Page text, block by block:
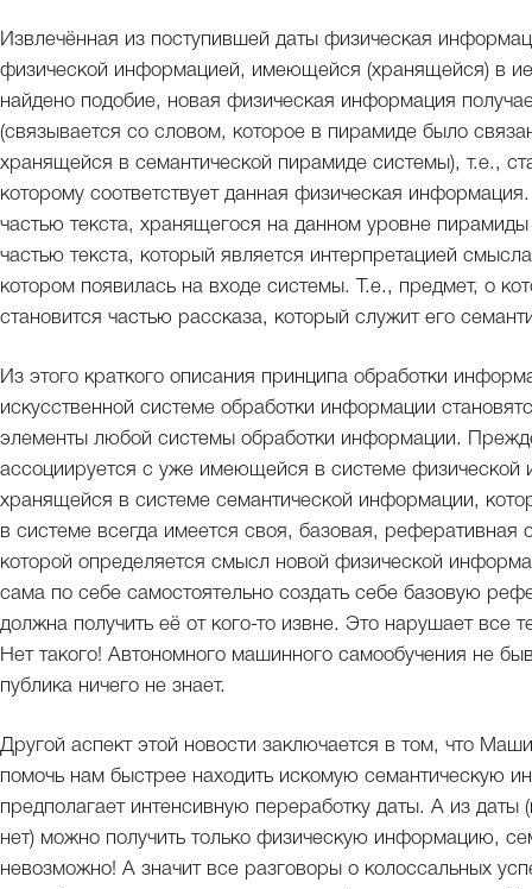
Извлечённая из поступившей даты физическая
физической информацией, имеющейся (хранящейся) в
найдено подобие, новая физическая информация
(связывается со словом, которое в пирамиде было
хранящейся в семантической пирамиде системы), т.е.,
которому соответствует данная физическая
частью текста, хранящегося на данном уровне
частью текста, который является интерпретацией
котором появилась на входе системы. Т.е., предмет, о
становится частью рассказа, который служит его
Из этого краткого описания принципа обработки
искусственной системе обработки информации
элементы любой системы обработки информации.
ассоциируется с уже имеющейся в системе физической
хранящейся в системе семантической информации,
в системе всегда имеется своя, базовая,
которой определяется смысл новой физической
сама по себе самостоятельно создать себе базовую
должна получить её от кого-то извне. Это нарушает все
Нет такого! Автономного машинного самообучения не
публика ничего не знает.
Другой аспект этой новости заключается в том, что
помочь нам быстрее находить искомую семантическую
предполагает интенсивную переработку даты. А из
нет) можно получить только физическую информацию,
невозможно! А значит все разговоры о колоссальных